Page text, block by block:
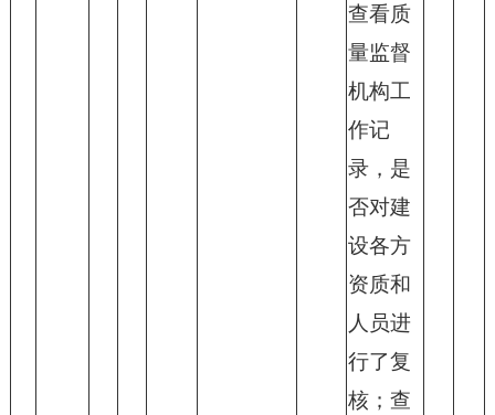
查看质
量监督
机构工
作记
录，是
否对建
设各方
资质和
人员进
行了复
核；查